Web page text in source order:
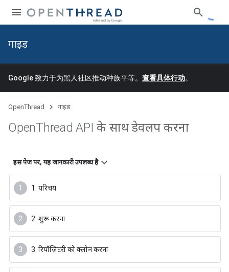
गाइड
Google 致力于为黑人社区推动种族平等。 查看具体行动。
OpenThread गाइड
OpenThread API के साथ डेवलप करना
इस पेज पर, यह जानकारी उपलब्ध है
1. परिचय
2. शुरू करना
3. रिपॉज़िटरी को क्लोन करना